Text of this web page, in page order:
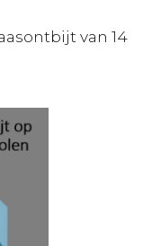
van 14